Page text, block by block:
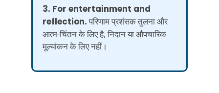
3. For entertainment and
reflection.परिणाम प्रशंसक तुलना और
आत्म-चिंतन के लिए है, निदान या औपचारिक
मूल्यांकन के लिए नहीं।